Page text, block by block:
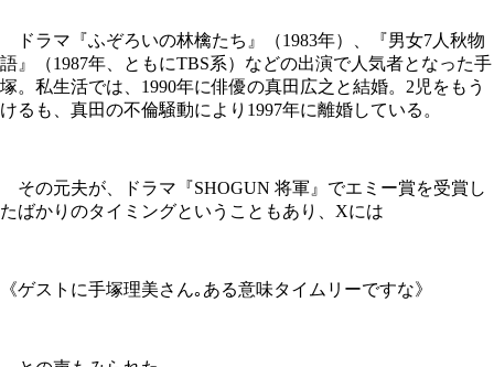
ドラマ『ふぞろいの林檎たち』（1983年）、『男女7人秋物
語』（1987年、ともにTBS系）などの出演で人気者となった手
塚。私生活では、1990年に俳優の真田広之と結婚。2児をもう
けるも、真田の不倫騒動により1997年に離婚している。
その元夫が、ドラマ『SHOGUN 将軍』でエミー賞を受賞し
たばかりのタイミングということもあり、Xには
《ゲストに手塚理美さん｡ある意味タイムリーですな》